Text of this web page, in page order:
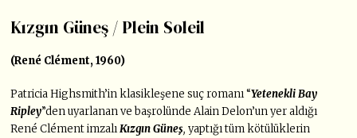
Kızgın Güneş / Plein Soleil
(René Clément, 1960)
Patricia Highsmith’in klasikleşene suç romanı “Yetenekli Bay
Ripley”den uyarlanan ve başrolünde Alain Delon’un yer aldığı
René Clément imzalıKızgın Güneş, yaptığı tüm kötülüklerin